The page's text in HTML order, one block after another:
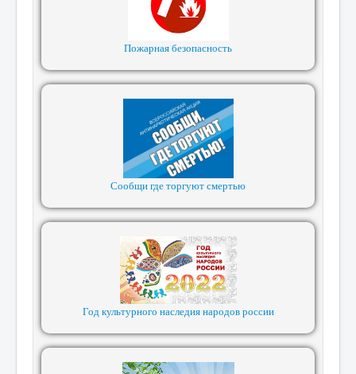
Пожарная безопасность
Сообщи где торгуют смертью
Год культурного наследия народов россии